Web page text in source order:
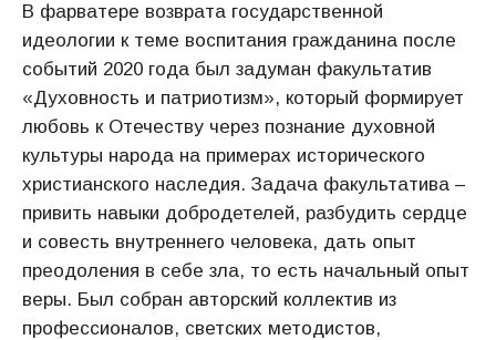
В фарватере возврата государственной
идеологии к теме воспитания гражданина после
событий 2020 года был задуман факультатив
«Духовность и патриотизм», который формирует
любовь к Отечеству через познание духовной
культуры народа на примерах исторического
христианского наследия. Задача факультатива –
привить навыки добродетелей, разбудить сердце
и совесть внутреннего человека, дать опыт
преодоления в себе зла, то есть начальный опыт
веры. Был собран авторский коллектив из
профессионалов, светских методистов,